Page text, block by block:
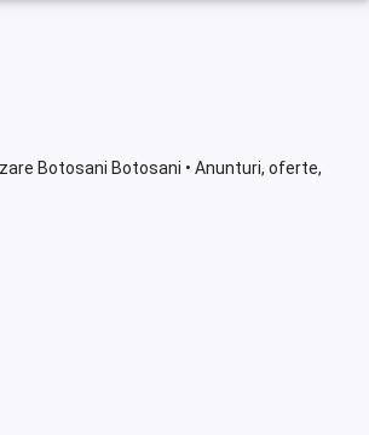
Botosani Botosani • Anunturi, oferte,